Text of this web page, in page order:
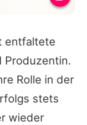
entfaltete
Produzentin.
Rolle in der
stets
wieder